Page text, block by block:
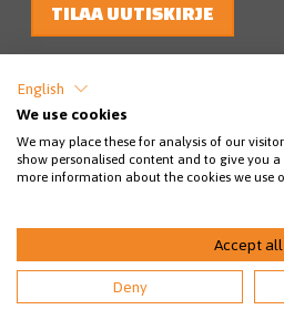
TILAA UUTISKIRJE
Tietosuojakäytännöt
Maksuehdot
Ota yhteyttä
English
We use cookies
We may place these for analysis of our
show personalised content and to give you a
more information about the cookies we use
Accept all
Deny